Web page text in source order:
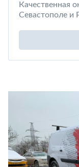
Качественная
Севастополе и